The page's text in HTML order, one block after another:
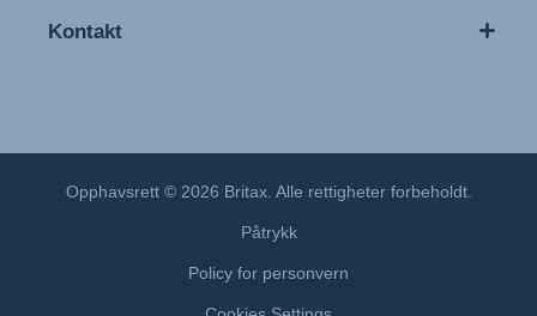
Kontakt
Opphavsrett © 2026 Britax. Alle rettigheter forbeholdt.
Påtrykk
Policy for personvern